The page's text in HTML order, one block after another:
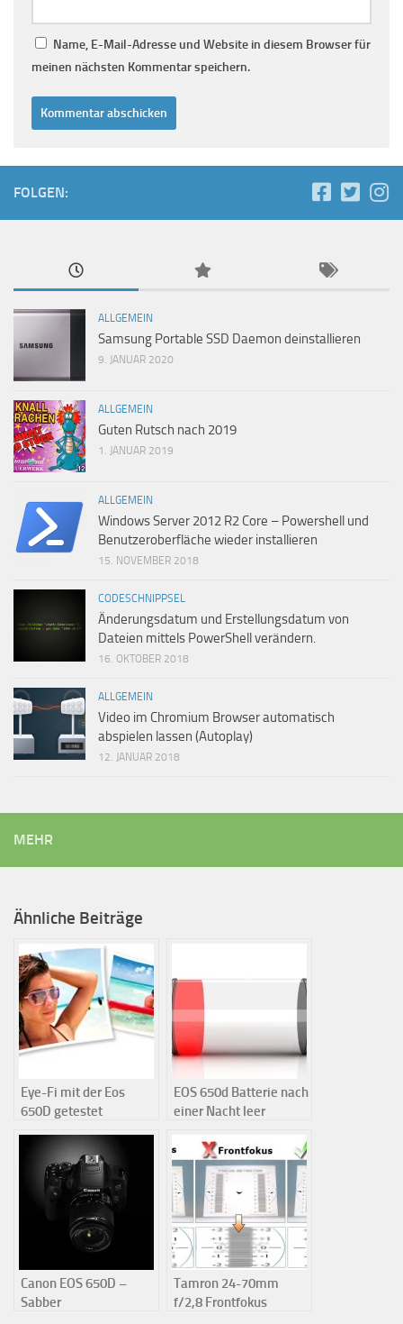
Name, E-Mail-Adresse und Website in diesem Browser für
meinen nächsten Kommentar speichern.
FOLGEN:
ALLGEMEIN
Samsung Portable SSD Daemon deinstallieren
9. JANUAR 2020
ALLGEMEIN
Guten Rutsch nach 2019
1. JANUAR 2019
ALLGEMEIN
Windows Server 2012 R2 Core – Powershell und
Benutzeroberfläche wieder installieren
15. NOVEMBER 2018
CODESCHNIPPSEL
Änderungsdatum und Erstellungsdatum von
Dateien mittels PowerShell verändern.
16. OKTOBER 2018
ALLGEMEIN
Video im Chromium Browser automatisch
abspielen lassen (Autoplay)
12. JANUAR 2018
MEHR
Ähnliche Beiträge
Eye-Fi mit der Eos
650D getestet
EOS 650d Batterie nach
einer Nacht leer
Canon EOS 650D –
Sabber
Tamron 24-70mm
f/2,8 Frontfokus